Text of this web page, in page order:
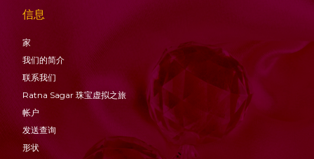
信息
家
我们的简介
联系我们
Ratna Sagar 珠宝虚拟之旅
帐户
发送查询
形状